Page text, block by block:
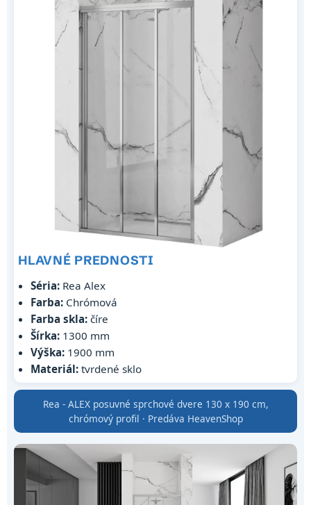
HLAVNÉ PREDNOSTI
Séria: Rea Alex
Farba: Chrómová
Farba skla: číre
Šírka: 1300 mm
Výška: 1900 mm
Materiál: tvrdené sklo
Rea - ALEX posuvné sprchové dvere 130 x 190 cm,
chrómový profil · Predáva HeavenShop